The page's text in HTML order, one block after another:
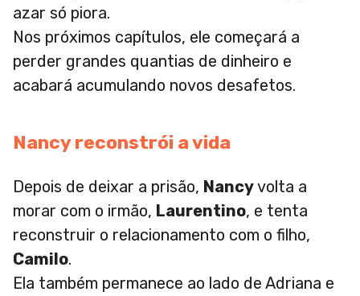
azar só piora.
Nos próximos capítulos, ele começará a
perder grandes quantias de dinheiro e
acabará acumulando novos desafetos.
Nancy reconstrói a vida
Depois de deixar a prisão, Nancyvolta a
morar com o irmão, Laurentino, e tenta
reconstruir o relacionamento com o filho,
Camilo.
Ela também permanece ao lado de Adriana e